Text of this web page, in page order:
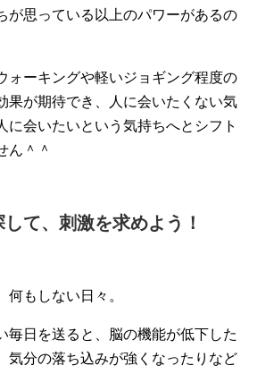
が思っている以上のパワーがあるの
ォーキングや軽いジョギング程度の
果が期待でき、人に会いたくない気
に会いたいという気持ちへとシフト
ん＾＾
て、刺激を求めよう！
もしない日々。
毎日を送ると、脳の機能が低下した
気分の落ち込みが強くなったりなど